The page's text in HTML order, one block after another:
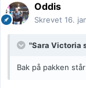
Oddis
Skrevet 16.
"Sara Victoria
Bak på pakken